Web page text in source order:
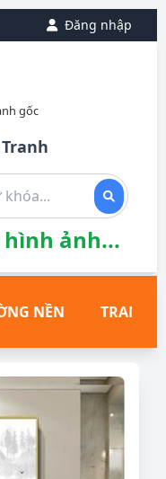
Đăng nhập
gốc
ảnh...
NỀN TRANH